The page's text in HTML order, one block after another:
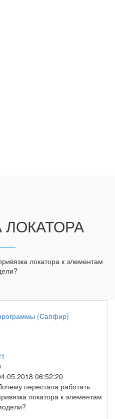
ЛОКАТОРА
локатора к элементам
(Сапфир)
06:52:20
перестала работать
локатора к элементам